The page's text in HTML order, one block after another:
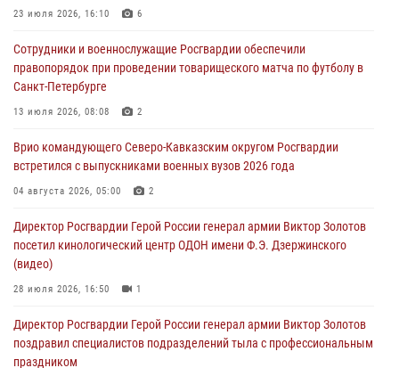
В Югре росгвардейцы приняли участие в памятном мероприятии,
10 августа 2026, 13:00
В Ленобласти сотрудники Росгвардии и полиции задержали
разыскиваемого опасного рецидивиста, подозреваемого в
10 августа 2026, 12:38 1
В Екатеринбурге появится новый профильный класс Росгвардии
23 июля 2026, 16:10 6
Сотрудники и военнослужащие Росгвардии обеспечили
правопорядок при проведении товарищеского матча по футболу в
Санкт-Петербурге
13 июля 2026, 08:08 2
Врио командующего Северо-Кавказским округом Росгвардии
встретился с выпускниками военных вузов 2026 года
04 августа 2026, 05:00 2
Директор Росгвардии Герой России генерал армии Виктор Золотов
посетил кинологический центр ОДОН имени Ф.Э. Дзержинского
(видео)
28 июля 2026, 16:50 1
Директор Росгвардии Герой России генерал армии Виктор Золотов
поздравил специалистов подразделений тыла с профессиональным
праздником